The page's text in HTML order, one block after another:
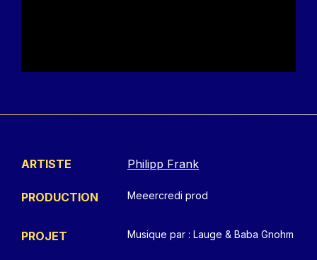
ARTISTE Philipp Frank
PRODUCTION Meeercredi prod
PROJET Musique par : Lauge & Baba Gnohm